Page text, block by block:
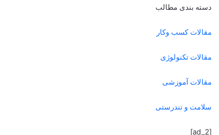
دسته بندی مطالب
مقالات کسب وکار
مقالات تکنولوژی
مقالات آموزشی
سلامت و تندرستی
[ad_2]